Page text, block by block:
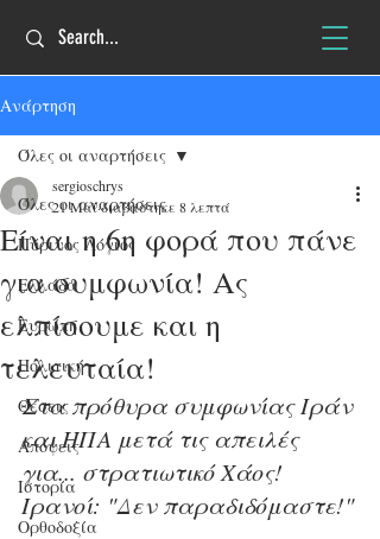
Ανάρτηση
Όλες οι αναρτήσεις
Πύρινος Λόγιος
Ελλάδα
Ευρώπη
Πολιτική
Θέσεις
Απόψεις
Ιστορία
Ορθοδοξία
Όλες οι αναρτήσεις
Eίναι η 6η φορά που πάνε
για συμφωνία! Ας
ελπίσουμε και η
τελευταία!
sergioschrys
21 Μαΐδιαβάστηκε 8 λεπτά
Στα πρόθυρα συμφωνίας Ιράν
και ΗΠΑ μετά τις απειλές
για... στρατιωτικό Χάος!
Ιρανοί: "Δεν παραδιδόμαστε!"